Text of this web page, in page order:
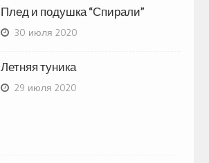
Плед и подушка “Спирали”
30 июля 2020
Летняя туника
29 июля 2020